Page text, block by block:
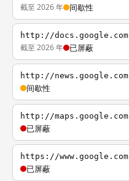
截至 2026 年 间歇性
http://docs.google.com
截至 2026 年 已屏蔽
http://news.google.com
间歇性
http://maps.google.com
已屏蔽
https://www.google.com
已屏蔽